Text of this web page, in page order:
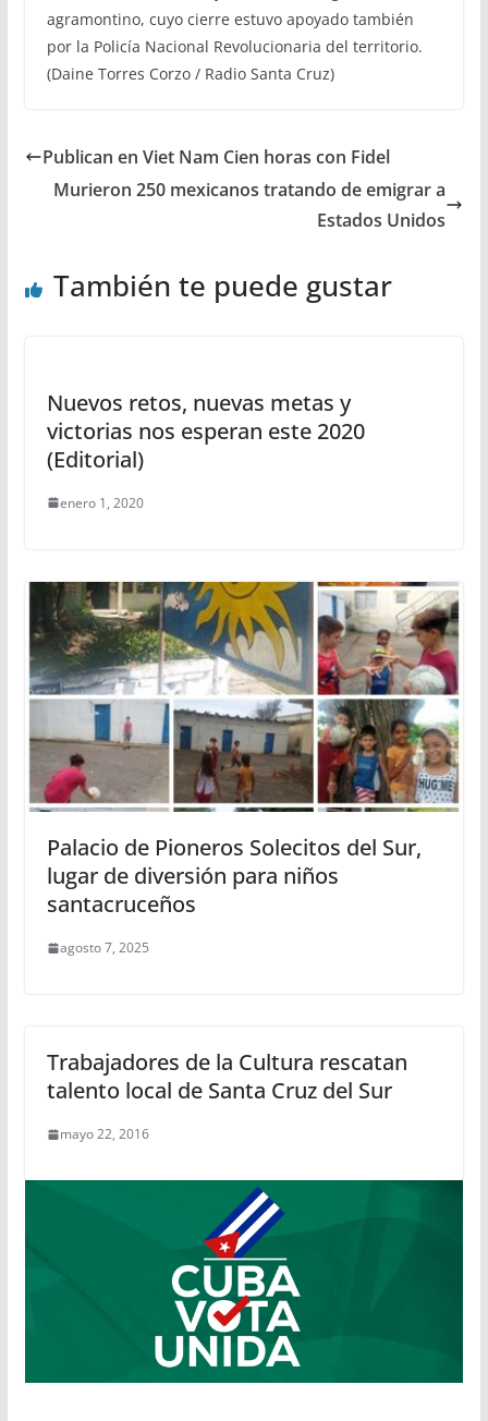
agramontino, cuyo cierre estuvo apoyado también
por la Policía Nacional Revolucionaria del territorio.
(Daine Torres Corzo / Radio Santa Cruz)
Publican en Viet Nam Cien horas con Fidel
Murieron 250 mexicanos tratando de emigrar a
Estados Unidos
También te puede gustar
Nuevos retos, nuevas metas y
victorias nos esperan este 2020
(Editorial)
enero 1, 2020
Palacio de Pioneros Solecitos del Sur,
lugar de diversión para niños
santacruceños
agosto 7, 2025
Trabajadores de la Cultura rescatan
talento local de Santa Cruz del Sur
mayo 22, 2016